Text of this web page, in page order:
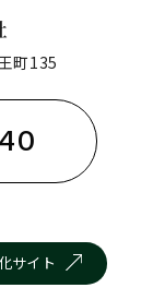
町135
サイト